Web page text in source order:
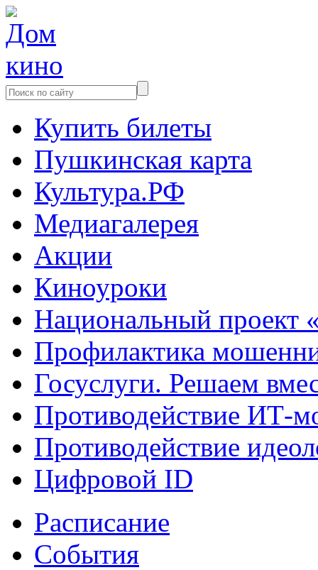
Купить билеты
Пушкинская карта
Культура.РФ
Медиагалерея
Акции
Киноуроки
Национальный проект
Профилактика
Госуслуги. Решаем
Противодействие ИТ-
Противодействие
Цифровой ID
Расписание
События